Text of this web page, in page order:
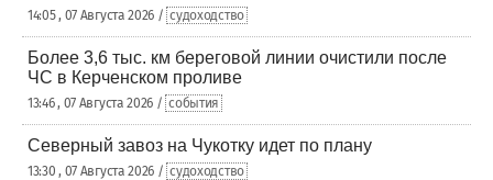
14:05 , 07 Августа 2026 / судоходство
Более 3,6 тыс. км береговой линии очистили после
ЧС в Керченском проливе
13:46 , 07 Августа 2026 / события
Северный завоз на Чукотку идет по плану
13:30 , 07 Августа 2026 / судоходство